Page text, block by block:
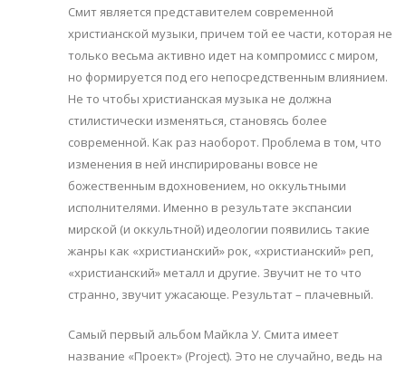
Смит является представителем современной
христианской музыки, причем той ее части, которая не
только весьма активно идет на компромисс с миром,
но формируется под его непосредственным влиянием.
Не то чтобы христианская музыка не должна
стилистически изменяться, становясь более
современной. Как раз наоборот. Проблема в том, что
изменения в ней инспирированы вовсе не
божественным вдохновением, но оккультными
исполнителями. Именно в результате экспансии
мирской (и оккультной) идеологии появились такие
жанры как «христианский» рок, «христианский» реп,
«христианский» металл и другие. Звучит не то что
странно, звучит ужасающе. Результат – плачевный.
Самый первый альбом Майкла У. Смита имеет
название «Проект» (Project). Это не случайно, ведь на